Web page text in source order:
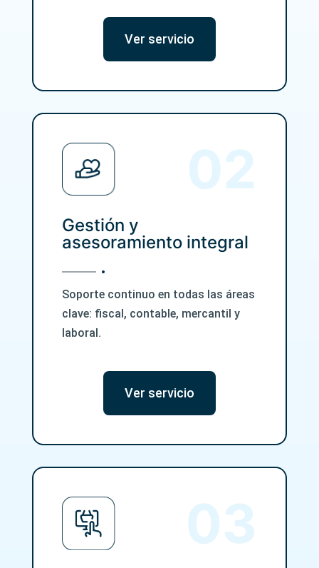
Ver servicio
Gestión y
asesoramiento integral
Soporte continuo en todas las áreas
clave: fiscal, contable, mercantil y
laboral.
Ver servicio